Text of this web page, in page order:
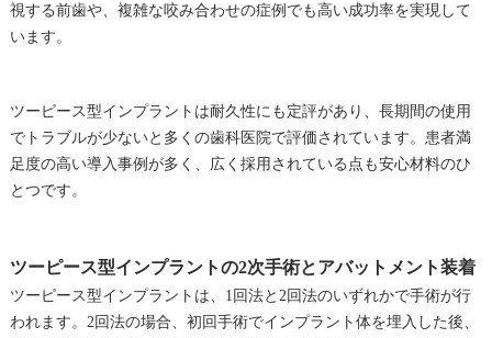
視する前歯や、複雑な咬み合わせの症例でも高い成功率を実現して
います。
ツーピース型インプラントは耐久性にも定評があり、長期間の使用
でトラブルが少ないと多くの歯科医院で評価されています。患者満
足度の高い導入事例が多く、広く採用されている点も安心材料のひ
とつです。
ツーピース型インプラントの2次手術とアバットメント装着
ツーピース型インプラントは、1回法と2回法のいずれかで手術が行
われます。2回法の場合、初回手術でインプラント体を埋入した後、